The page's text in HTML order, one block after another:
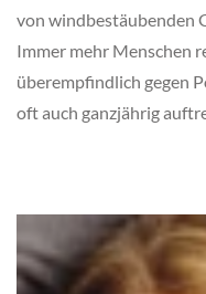
von windbestäubenden
Immer mehr Menschen
überempfindlich gegen
oft auch ganzjährig